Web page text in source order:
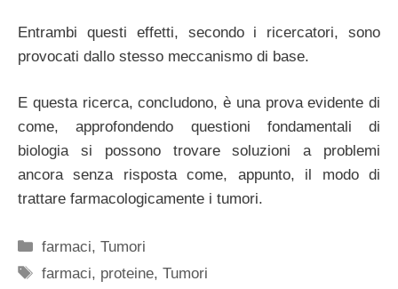
Entrambi questi effetti, secondo i ricercatori, sono
provocati dallo stesso meccanismo di base.
E questa ricerca, concludono, è una prova evidente di
come, approfondendo questioni fondamentali di
biologia si possono trovare soluzioni a problemi
ancora senza risposta come, appunto, il modo di
trattare farmacologicamente i tumori.
Categorie
farmaci,Tumori
Tag
farmaci, proteine,Tumori